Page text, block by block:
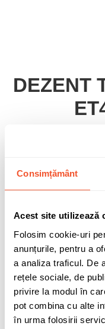
Consimțământ
Acest site utilizează
Folosim cookie-uri
anunțurile, pentru a
a analiza traficul. De
rețele sociale, de
privire la modul în
pot combina cu alte
în urma folosirii
DEZENT